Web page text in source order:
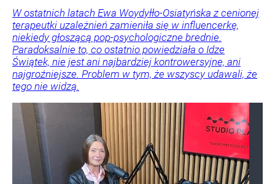
W ostatnich latach Ewa Woydyłło-Osiatyńska z cenionej
terapeutki uzależnień zamieniła się w influencerkę,
niekiedy głoszącą pop-psychologiczne brednie.
Paradoksalnie to, co ostatnio powiedziała o Idze
Świątek, nie jest ani najbardziej kontrowersyjne, ani
najgroźniejsze. Problem w tym, że wszyscy udawali, że
tego nie widzą.